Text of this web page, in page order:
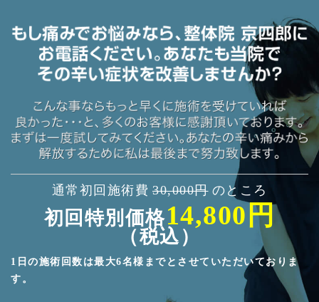
通常初回施術費 30,000円 のところ
初回特別価格14,800円
（税込）
1日の施術回数は最大6名様までとさせていただいておりま
す。